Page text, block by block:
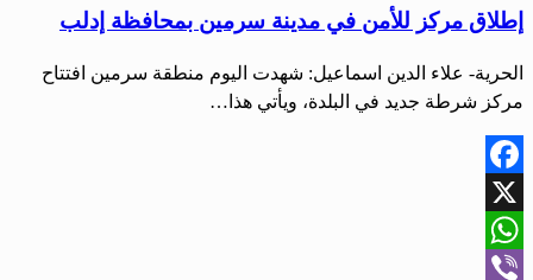
إطلاق مركز للأمن في مدينة سرمين بمحافظة إدلب
الحرية- علاء الدين اسماعيل: شهدت اليوم منطقة سرمين افتتاح
مركز شرطة جديد في البلدة، ويأتي هذا…
Facebook
X
WhatsApp